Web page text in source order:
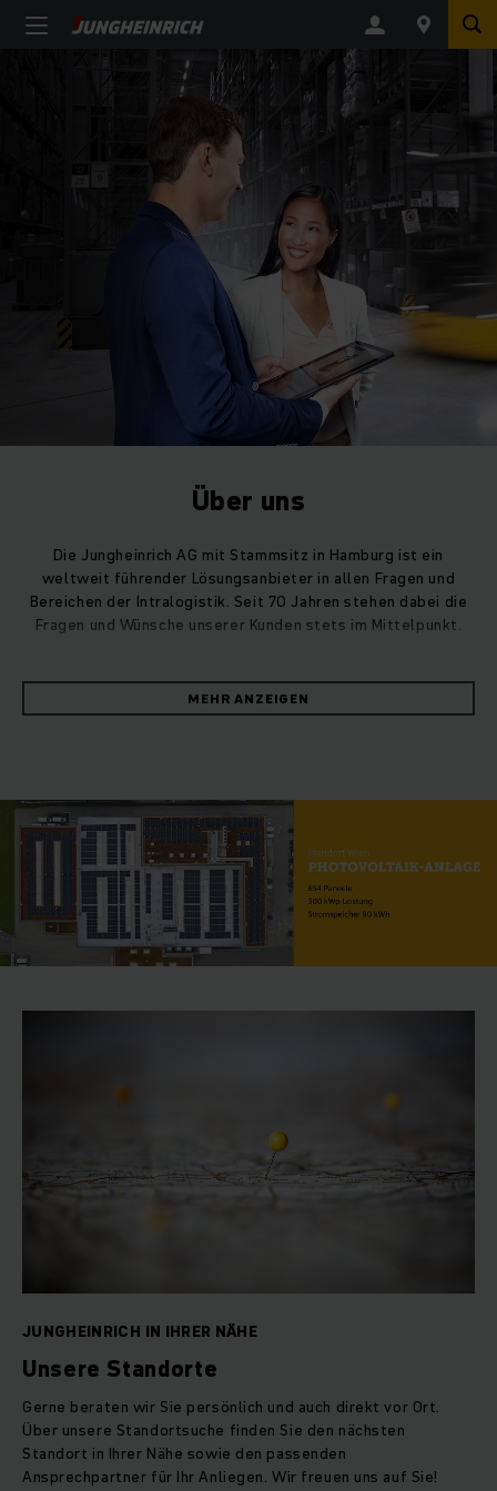
Über uns
Die Jungheinrich AG mit Stammsitz in Hamburg ist ein
weltweit führender Lösungsanbieter in allen Fragen und
Bereichen der Intralogistik. Seit 70 Jahren stehen dabei die
Fragen und Wünsche unserer Kunden stets im Mittelpunkt.
Am 7. August 1953 legte Dr. Friedrich Jungheinrich mit einer
kleinen Werkstatt und 30 Beschäftigten im Hamburger
über 5.700 alleine in Deutschland – um die besten
intralogistischen Lösungen für Ihren Einsatzfall zu
entwickeln und umzusetzen, zu optimieren und instand zu
halten. Für den maximalen Kundennutzen.
Dafür bieten wir Ihnen das gesamte Produktportfolio: vom
konventionellen Flurförderzeug bis hin zu
Softwarelösungen, die Maschinen, Systeme und Prozesse
Jungheinrich Austria
gefertigt in Deutschland.
stehen über 150 Kundendiensttechniker in Ihrer Nähe für Sie
bereit.
MEHR ANZEIGEN
JUNGHEINRICH IN IHRER NÄHE
Unsere Standorte
Gerne beraten wir Sie persönlich und auch direkt vor Ort.
Über unsere Standortsuche finden Sie den nächsten
Standort in Ihrer Nähe sowie den passenden
Ansprechpartner für Ihr Anliegen. Wir freuen uns auf Sie!